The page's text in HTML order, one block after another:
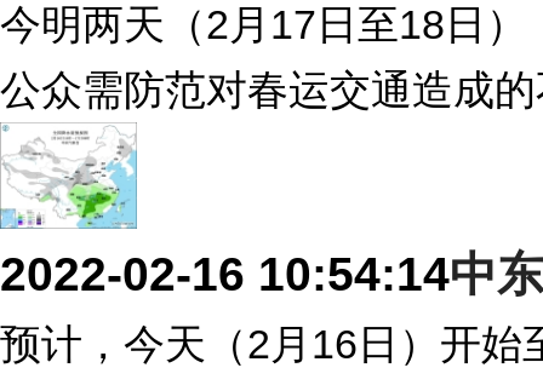
今明两天（2月17日至18日
公众需防范对春运交通造成
2022-02-16 10:54:14中
预计，今天（2月16日）开